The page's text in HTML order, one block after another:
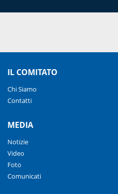
IL COMITATO
Chi Siamo
Contatti
MEDIA
Notizie
Video
Foto
Comunicati